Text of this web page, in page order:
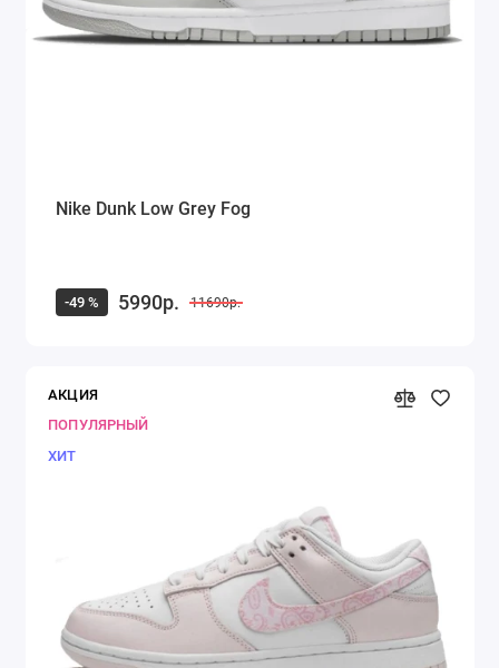
Nike Dunk Low Grey Fog
-49 % 5990р. 11690р.
АКЦИЯ
ПОПУЛЯРНЫЙ
ХИТ